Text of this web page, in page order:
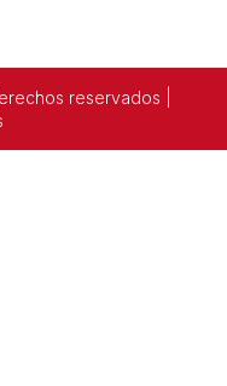
reservados |